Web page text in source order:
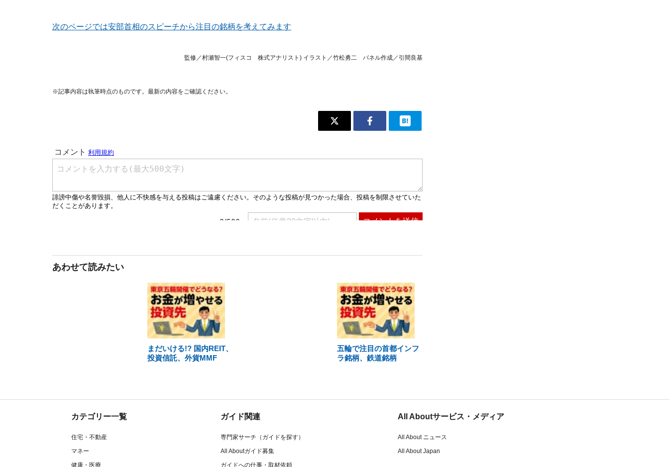
次のページでは安部首相のスピーチから注目の銘柄を考えてみます
監修／村瀬智一(フィスコ 株式アナリスト) イラスト／竹松勇二 パネル作成／引間良基
※記事内容は執筆時点のものです。最新の内容をご確認ください。
あわせて読みたい
まだいける!? 国内REIT、
投資信託、外貨MMF
五輪で注目の首都インフ
ラ銘柄、鉄道銘柄
カテゴリー一覧
住宅・不動産
マネー
健康・医療
ガイド関連
専門家サーチ（ガイドを探す）
All Aboutガイド募集
ガイドへの仕事・取材依頼
All Aboutサービス・メディア
All About ニュース
All About Japan